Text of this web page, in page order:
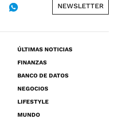
NEWSLETTER
ÚLTIMAS NOTICIAS
FINANZAS
BANCO DE DATOS
NEGOCIOS
LIFESTYLE
MUNDO